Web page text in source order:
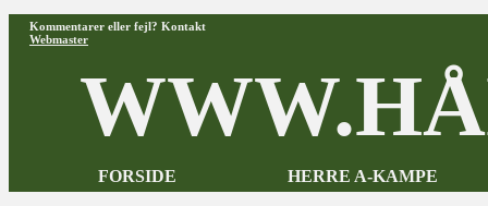
Kommentarer eller fejl? Kontakt
Webmaster
FORSIDE HERRE A-KAMPE